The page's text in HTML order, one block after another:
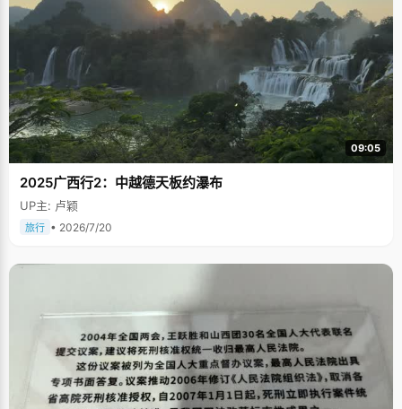
09:05
2025广西行2：中越德天板约瀑布
UP主: 卢颖
旅行 • 2026/7/20